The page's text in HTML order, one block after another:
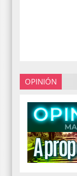
OPINIÓN